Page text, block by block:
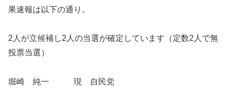
果速報は以下の通り。
2人が立候補し2人の当選が確定しています（定数2人で無
投票当選）
堀崎 純一 現 自民党